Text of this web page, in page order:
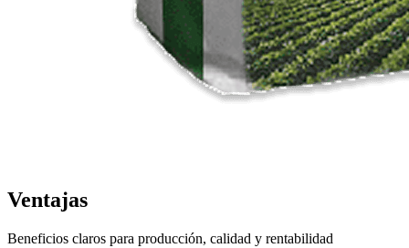
Ventajas
Beneficios claros para producción, calidad y rentabilidad